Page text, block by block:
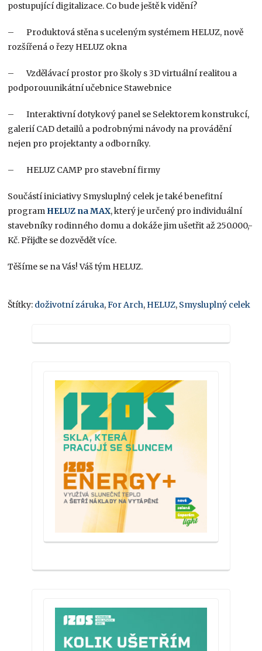
postupující digitalizace. Co bude ještě k vidění?
– Produktová stěna s uceleným systémem HELUZ, nově
rozšířená o řezy HELUZ okna
– Vzdělávací prostor pro školy s 3D virtuální realitou a
podporouunikátní učebnice Stawebnice
– Interaktivní dotykový panel se Selektorem konstrukcí,
galerií CAD detailů a podrobnými návody na provádění
nejen pro projektanty a odborníky.
– HELUZ CAMP pro stavební firmy
Součástí iniciativy Smysluplný celek je také benefitní
program HELUZ na MAX, který je určený pro individuální
stavebníky rodinného domu a dokáže jim ušetřit až 250.000,-
Kč. Přijďte se dozvědět více.
Těšíme se na Vás! Váš tým HELUZ.
Štítky: doživotní záruka,For Arch, HELUZ, Smysluplný celek